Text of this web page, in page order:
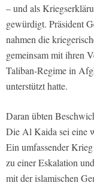
– und als
gewürdigt. Präsident
nahmen die
gemeinsam mit ihren
Taliban-Regime in
unterstützt hatte.
Daran übten
Die Al Kaida sei eine
Ein umfassender
zu einer Eskalation
mit der islamischen